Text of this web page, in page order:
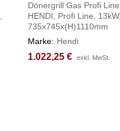
Dönergrill Gas Profi Line,
HENDI, Profi Line, 13kW,
735x745x(H)1110mm
Marke: Hendi
1.022,25 € exkl. MwSt.
1.022,25 € exkl. MwSt.